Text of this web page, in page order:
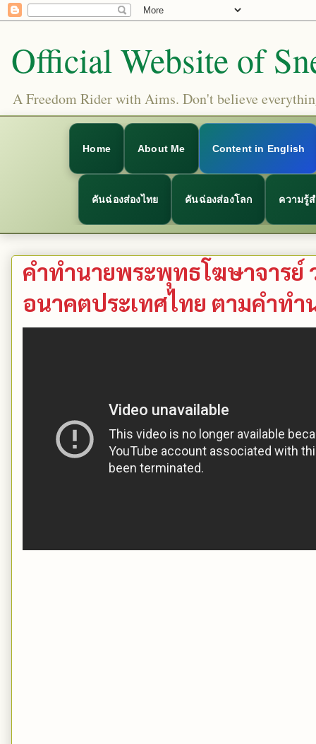
Official Website of
A Freedom Rider with Aims. Don't believe
Home About Me Content in English
คันฉ่องส่องไทย คันฉ่องส่องโลก ความรู้
คำทำนายพระพุทธโฆษาจารย์
อนาคตประเทศไทย ตามคำทำ